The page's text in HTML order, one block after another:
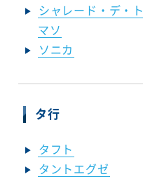
シャレード・デ・ト
マソ
ソニカ
タ行
タフト
タントエグゼ